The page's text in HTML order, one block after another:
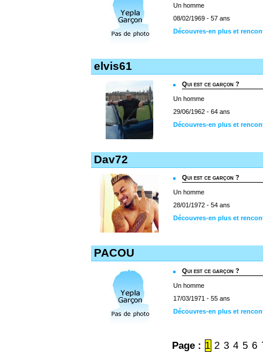
Un homme
08/02/1969 - 57 ans
Découvres-en plus et
elvis61
Qui est ce garçon ?
Un homme
29/06/1962 - 64 ans
Découvres-en plus et
Dav72
Qui est ce garçon ?
Un homme
28/01/1972 - 54 ans
Découvres-en plus et
PACOU
Qui est ce garçon ?
Un homme
17/03/1971 - 55 ans
Découvres-en plus et
Page : 1 2 3 4 5 6